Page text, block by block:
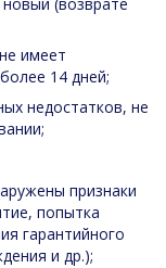
имеет
14 дней;
недостатков, не
признаки
попытка
гарантийного
и др.);